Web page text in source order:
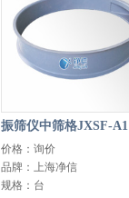
振筛仪中筛格JXSF-A1
价格：询价
品牌：上海净信
规格：台